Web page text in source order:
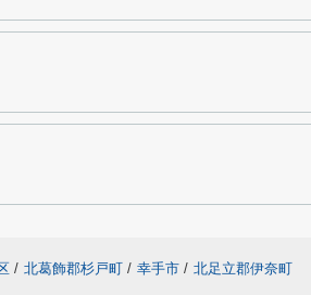
/ 北葛飾郡杉戸町 / 幸手市 / 北足立郡伊奈町